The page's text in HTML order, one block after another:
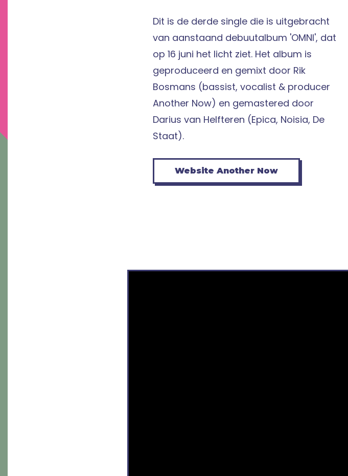
Dit is de derde single die is uitgebracht
van aanstaand debuutalbum 'OMNI', dat
op 16 juni het licht ziet. Het album is
geproduceerd en gemixt door Rik
Bosmans (bassist, vocalist & producer
Another Now) en gemastered door
Darius van Helfteren (Epica, Noisia, De
Staat).
Website Another Now